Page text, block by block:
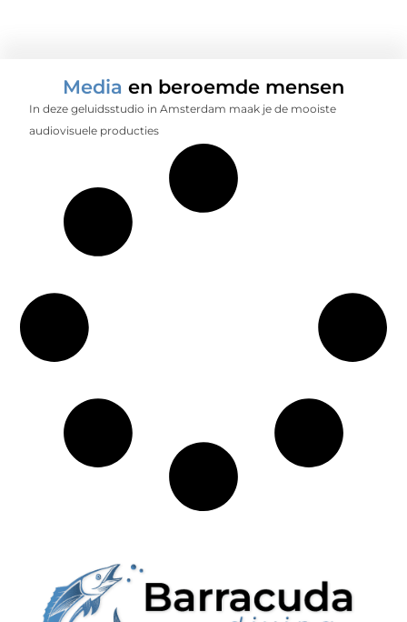
Media en beroemde mensen
In deze geluidsstudio in Amsterdam maak je de mooiste
audiovisuele producties